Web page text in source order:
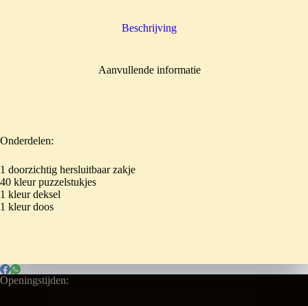
Beschrijving
Aanvullende informatie
Onderdelen:
1 doorzichtig hersluitbaar zakje
40 kleur puzzelstukjes
1 kleur deksel
1 kleur doos
Openingstijden: